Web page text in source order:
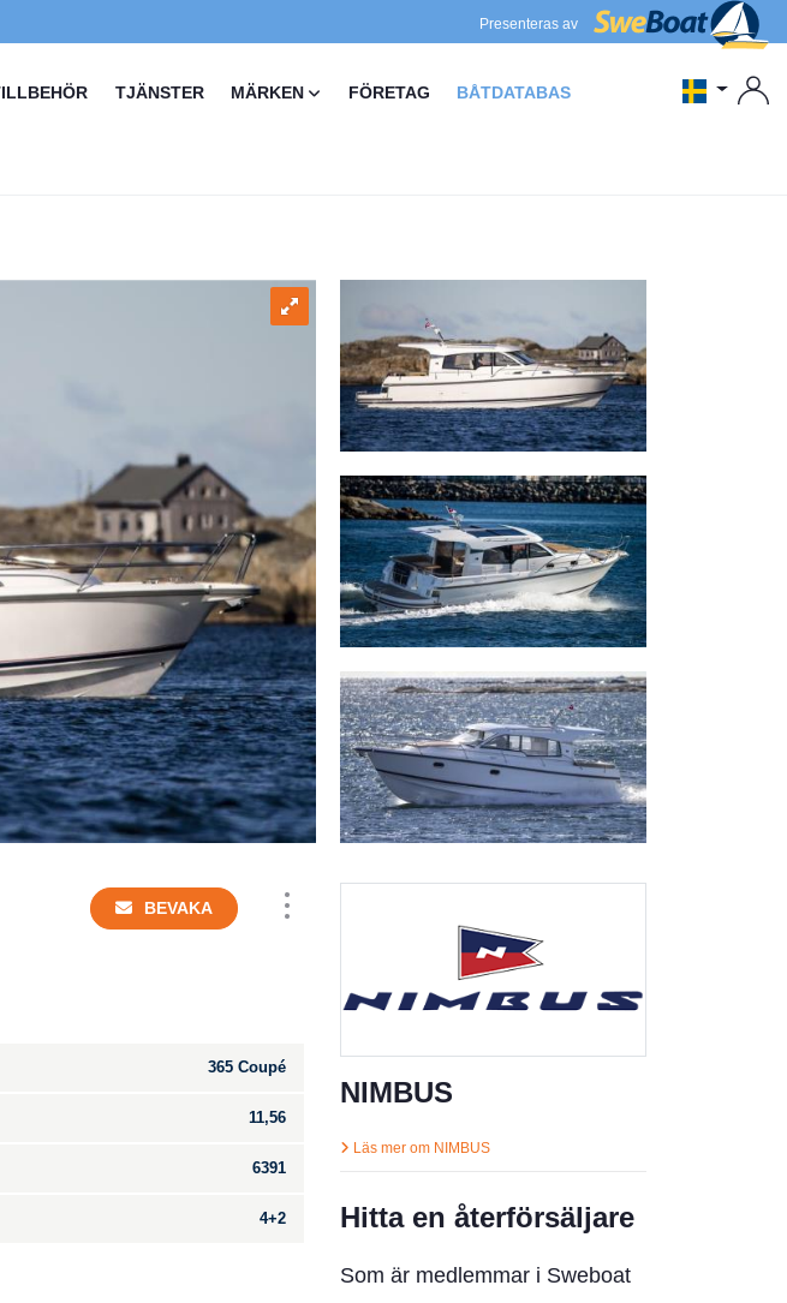
Presenteras av
TJÄNSTER MÄRKEN FÖRETAG BÅTDATABAS
BEVAKA
365 Coupé
11,56
6391
4+2
NIMBUS
Läs mer om NIMBUS
Hitta en återförsäljare
Som är medlemmar i Sweboat